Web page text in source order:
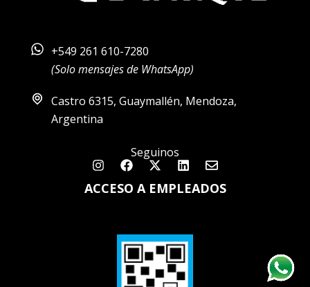
+549 261 610-7280
(Solo mensajes de WhatsApp)
Castro 6315, Guaymallén, Mendoza,
Argentina
Instagram
Facebook
X-
twitter
LinkedinEnvelope
ACCESO A EMPLEADOS
Seguinos